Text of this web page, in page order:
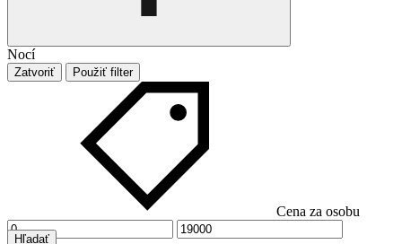
Nocí
Zatvoriť Použiť filter
Cena za osobu
Hľadať